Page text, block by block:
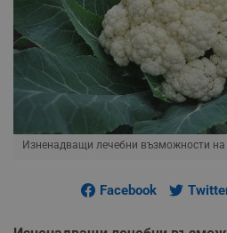
Изненадващи лечебни възможности на
Facebook